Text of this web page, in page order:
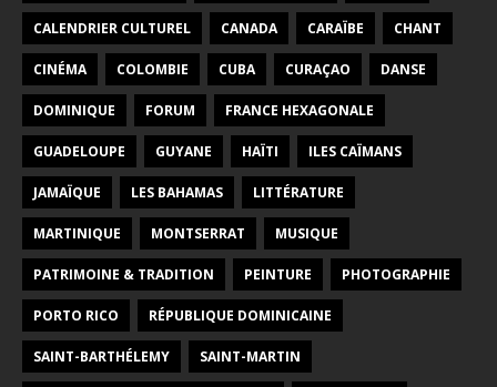
CALENDRIER CULTUREL CANADA CARAÏBE CHANT
CINÉMA COLOMBIE CUBA CURAÇAO DANSE
DOMINIQUE FORUM FRANCE HEXAGONALE
GUADELOUPE GUYANE HAÏTI ILES CAÏMANS
JAMAÏQUE LES BAHAMAS LITTÉRATURE
MARTINIQUE MONTSERRAT MUSIQUE
PATRIMOINE & TRADITION PEINTURE PHOTOGRAPHIE
PORTO RICO RÉPUBLIQUE DOMINICAINE
SAINT-BARTHÉLEMY SAINT-MARTIN